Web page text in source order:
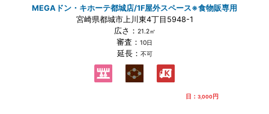
MEGAドン・キホーテ都城店/1F屋外スペース※食物販専用
宮崎県都城市上川東4丁目5948-1
広さ： 21.2㎡
審査： 10日
延長： 不可
日： 3,000円